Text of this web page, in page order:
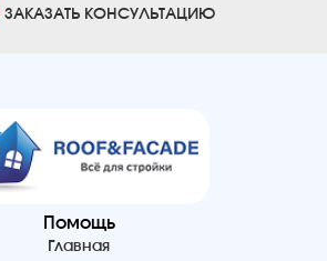
ЗАКАЗАТЬ КОНСУЛЬТАЦИЮ
Помощь
Главная